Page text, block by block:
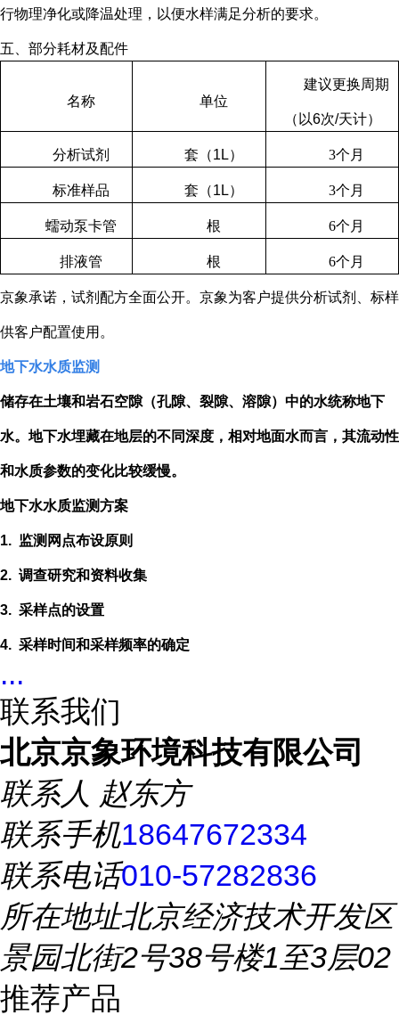
行物理净化或降温处理，以便水样满足分析的要求。
五、部分耗材及配件
名称 单位
建议更换周期
（以6次/天计）
分析试剂 套（1L） 3个月
标准样品 套（1L） 3个月
蠕动泵卡管 根 6个月
排液管 根 6个月
京象承诺，试剂配方全面公开。京象为客户提供分析试剂、标样
供客户配置使用。
地下水水质监测
储存在土壤和岩石空隙（孔隙、裂隙、溶隙）中的水统称地下
水。地下水埋藏在地层的不同深度，相对地面水而言，其流动性
和水质参数的变化比较缓慢。
地下水水质监测方案
1. 监测网点布设原则
2. 调查研究和资料收集
3. 采样点的设置
4. 采样时间和采样频率的确定
...
联系我们
北京京象环境科技有限公司
联系人 赵东方
联系手机18647672334
联系电话010-57282836
所在地址北京经济技术开发区
景园北街2号38号楼1至3层02
推荐产品